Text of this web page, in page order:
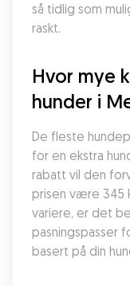
så tidlig som
raskt.
Hvor mye
hunder i
De fleste
for en ekstra
rabatt vil den
prisen være 345
variere, er det
pasningspasser
basert på din